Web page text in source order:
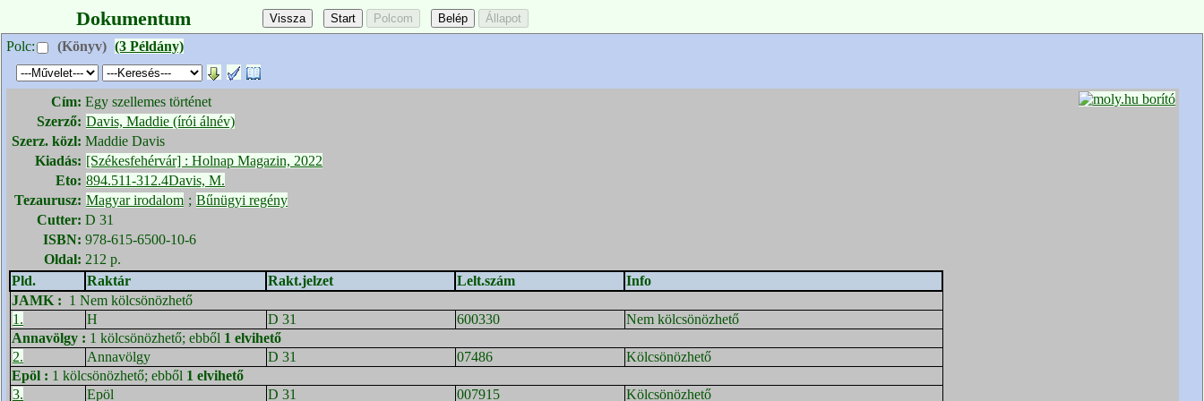
Dokumentum
Polc: (Könyv) (3 Példány)
Cím: Egy szellemes történet
Szerző: Davis, Maddie (írói álnév)
Szerz. közl: Maddie Davis
Kiadás: [Székesfehérvár] : Holnap Magazin, 2022
Eto: 894.511-312.4Davis, M.
Tezaurusz: Magyar irodalom ; Bűnügyi regény
Cutter: D 31
ISBN: 978-615-6500-10-6
Oldal: 212 p.
Pld.
Raktár Rakt.jelzet Lelt.szám
Info
JAMK : 1 Nem kölcsönözhető
1.
H D 31 600330
Nem kölcsönözhető
Annavölgy : 1 kölcsönözhető; ebből 1 elvihető
2.
Annavölgy D 31 07486
Kölcsönözhető
Epöl : 1 kölcsönözhető; ebből 1 elvihető
3.
Epöl D 31 007915
Kölcsönözhető